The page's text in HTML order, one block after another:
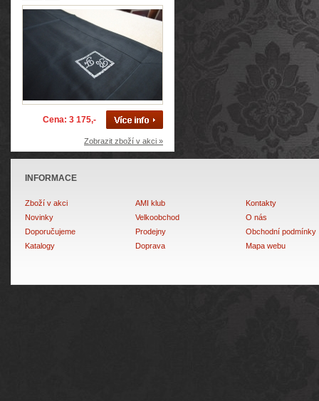
Cena: 3 175,-
Zobrazit zboží v akci »
INFORMACE
Zboží v akci
Novinky
Doporučujeme
Katalogy
AMI klub
Velkoobchod
Prodejny
Doprava
Kontakty
O nás
Obchodní podmínky
Mapa webu